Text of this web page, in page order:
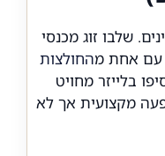
שלבו זוג מכנסי
עם אחת מהחולצות
בלייזר מחויט
מקצועית אך לא